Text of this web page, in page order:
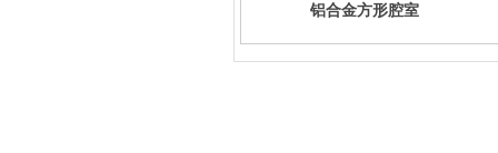
铝合金方形腔室